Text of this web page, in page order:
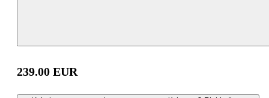
239.00 EUR